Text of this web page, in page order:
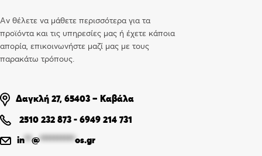
Αν θέλετε να μάθετε περισσότερα για τα
προϊόντα και τις υπηρεσίες μας ή έχετε κάποια
απορία, επικοινωνήστε μαζί μας με τους
παρακάτω τρόπους.
Δαγκλή 27, 65403 – Καβάλα
2510 232 873 - 6949 214 731
in**@**********os.gr